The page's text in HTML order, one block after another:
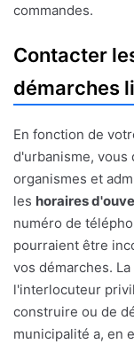
commandes.
Contacter
démarches
En fonction de
d'urbanisme, vous
organismes et
les horaires
numéro de
pourraient être
vos démarches.
l'interlocuteur
construire ou de
municipalité a, en